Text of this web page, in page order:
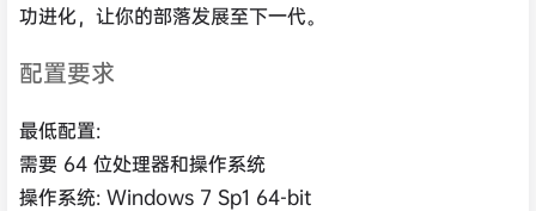
功进化，让你的部落发展至下一代。
配置要求
最低配置:
需要 64 位处理器和操作系统
操作系统: Windows 7 Sp1 64-bit